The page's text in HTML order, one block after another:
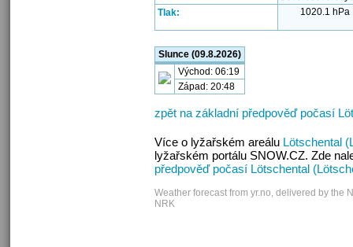
Tlak: 1020.1 hPa
Slunce (09.8.2026)
Východ: 06:19
Západ: 20:48
zpět na základní předpověď počasí
Více o lyžařském areálu Lötschental
lyžařském portálu SNOW.CZ. Zde
předpověď počasí Lötschental
Weather forecast from yr.no, delivered by the
NRK